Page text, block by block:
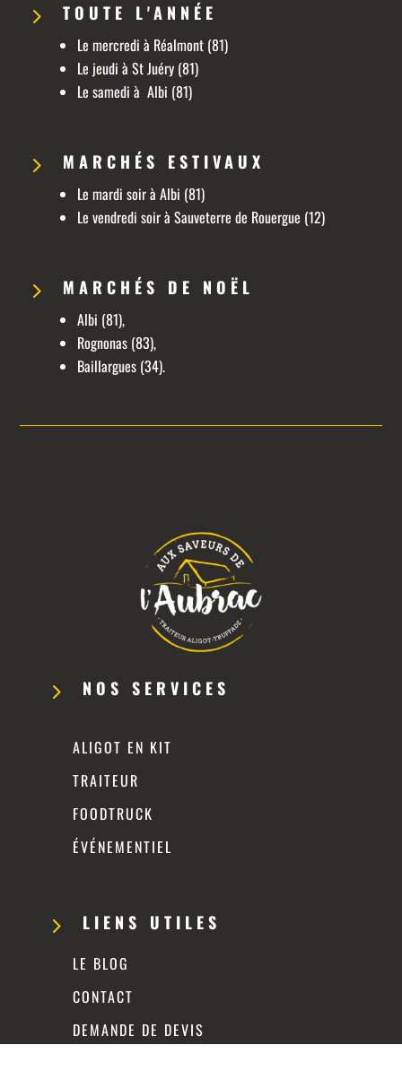
5 TOUTE L'ANNÉE
Le mercredi à Réalmont (81)
Le jeudi à St Juéry (81)
Le samedi à Albi (81)
5 MARCHÉS ESTIVAUX
Le mardi soir à Albi (81)
Le vendredi soir à Sauveterre de Rouergue (12)
5 MARCHÉS DE NOËL
Albi (81),
Rognonas (83),
Baillargues (34).
5 NOS SERVICES
ALIGOT EN KIT
TRAITEUR
FOODTRUCK
ÉVÉNEMENTIEL
5 LIENS UTILES
LE BLOG
CONTACT
DEMANDE DE DEVIS